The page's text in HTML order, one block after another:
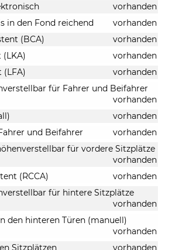
vorhanden
in den Fond reichend
vorhanden
(BCA)
vorhanden
vorhanden
(LFA)
vorhanden
für Fahrer und Beifahrer
vorhanden
vorhanden
und Beifahrer
vorhanden
für vordere Sitzplätze
vorhanden
(RCCA)
vorhanden
für hintere Sitzplätze
vorhanden
den hinteren Türen (manuell)
vorhanden
Sitzplätzen
vorhanden